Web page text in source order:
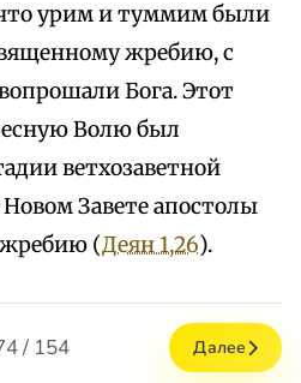
что урим и туммим были
жребию, с
Бога. Этот
Волю был
ветхозаветной
Завете апостолы
жребию (Деян 1,26).
/ 154 Далее